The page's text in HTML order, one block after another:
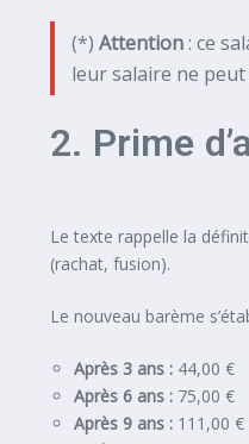
(*) Attention: ce
leur salaire ne
2. Prime
Le texte rappelle la
(rachat, fusion).
Le nouveau barème
Après 3 ans : 44,00 €
Après 6 ans : 75,00 €
Après 9 ans : 111,00 €